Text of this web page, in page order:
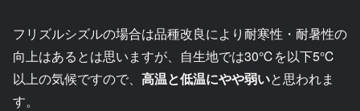
フリズルシズルの場合は品種改良により耐寒性・耐暑性の
向上はあるとは思いますが、自生地では30℃を以下5℃
以上の気候ですので、 高温と低温にやや弱いと思われま
す。